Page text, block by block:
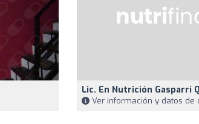
Lic. En Nutrición Gasparri
Ver información y datos de